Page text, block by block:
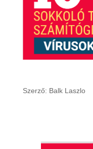
Szerző: Balk Laszlo